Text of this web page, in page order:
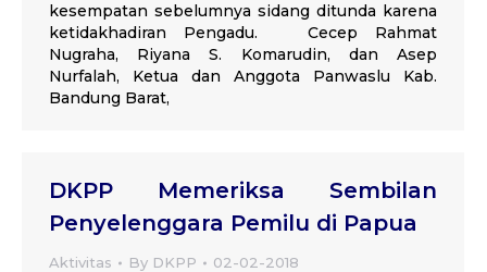
kesempatan sebelumnya sidang ditunda karena
ketidakhadiran Pengadu. Cecep Rahmat
Nugraha, Riyana S. Komarudin, dan Asep
Nurfalah, Ketua dan Anggota Panwaslu Kab.
Bandung Barat,
DKPP Memeriksa Sembilan
Penyelenggara Pemilu di Papua
Aktivitas By DKPP 02-02-2018